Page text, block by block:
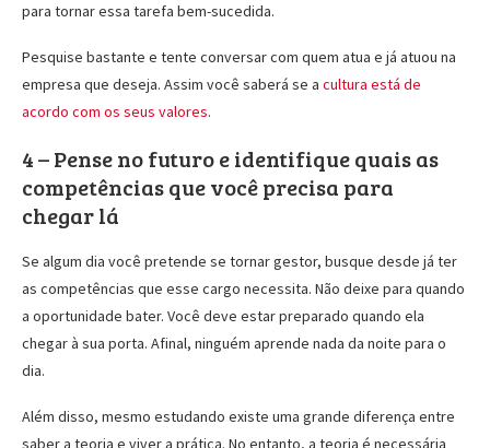
para tornar essa tarefa bem-sucedida.
Pesquise bastante e tente conversar com quem atua e já atuou na
empresa que deseja. Assim você saberá se a cultura está de
acordo com os seus valores.
4 – Pense no futuro e identifique quais as
competências que você precisa para
chegar lá
Se algum dia você pretende se tornar gestor, busque desde já ter
as competências que esse cargo necessita. Não deixe para quando
a oportunidade bater. Você deve estar preparado quando ela
chegar à sua porta. Afinal, ninguém aprende nada da noite para o
dia.
Além disso, mesmo estudando existe uma grande diferença entre
saber a teoria e viver a prática. No entanto, a teoria é necessária